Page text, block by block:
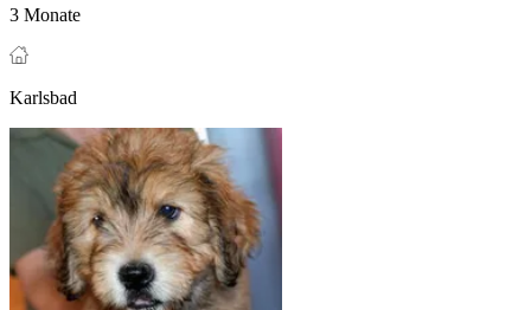
3 Monate
Karlsbad